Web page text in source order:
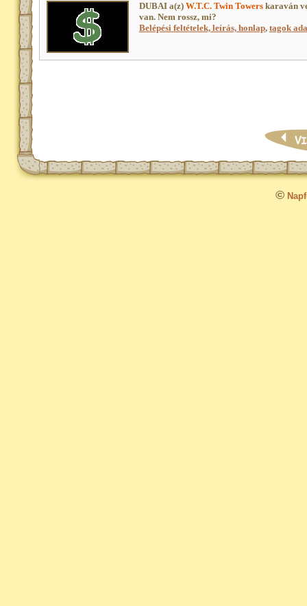
DUBAI a(z) W.T.C. Twin Towers karaván
van. Nem rossz, mi?
Belépési feltételek, leírás, honlap, tagok
©